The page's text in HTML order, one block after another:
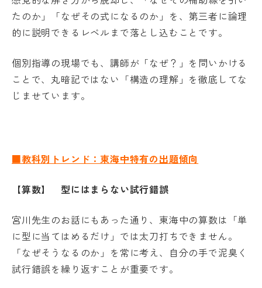
たのか」「なぜその式になるのか」を、第三者に論理
的に説明できるレベルまで落とし込むことです。
個別指導の現場でも、講師が「なぜ？」を問いかける
ことで、丸暗記ではない「構造の理解」を徹底してな
じませています。
■教科別トレンド：東海中特有の出題傾向
【算数】 型にはまらない試行錯誤
宮川先生のお話にもあった通り、東海中の算数は「単
に型に当てはめるだけ」では太刀打ちできません。
「なぜそうなるのか」を常に考え、自分の手で泥臭く
試行錯誤を繰り返すことが重要です。